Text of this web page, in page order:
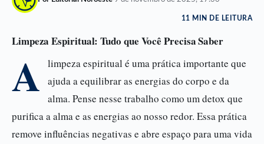
11 MIN DE LEITURA
Limpeza Espiritual: Tudo que Você Precisa Saber
A
limpeza espiritual é uma prática importante que
ajuda a equilibrar as energias do corpo e da
alma. Pense nesse trabalho como um detox que
purifica a alma e as energias ao nosso redor. Essa prática
remove influências negativas e abre espaço para uma vida